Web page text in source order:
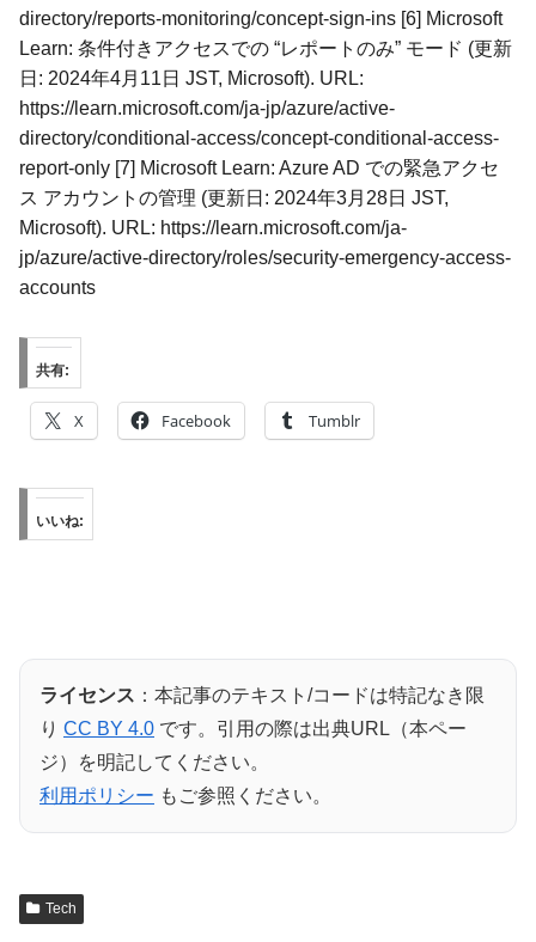
directory/reports-monitoring/concept-sign-ins [6] Microsoft
Learn: 条件付きアクセスでの “レポートのみ” モード (更新
日: 2024年4月11日 JST, Microsoft). URL:
https://learn.microsoft.com/ja-jp/azure/active-
directory/conditional-access/concept-conditional-access-
report-only [7] Microsoft Learn: Azure AD での緊急アクセ
ス アカウントの管理 (更新日: 2024年3月28日 JST,
Microsoft). URL: https://learn.microsoft.com/ja-
jp/azure/active-directory/roles/security-emergency-access-
accounts
共有:
X Facebook Tumblr
いいね:
ライセンス ：本記事のテキスト/コードは特記なき限
り CC BY 4.0 です。引用の際は出典URL（本ペー
ジ）を明記してください。
利用ポリシー もご参照ください。
Tech